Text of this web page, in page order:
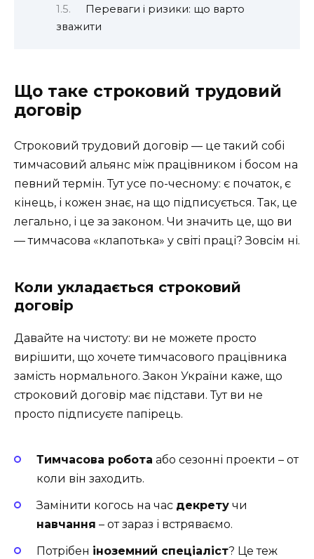
Переваги і ризики: що варто
зважити
Що таке строковий трудовий
договір
Строковий трудовий договір — це такий собі
тимчасовий альянс між працівником і босом на
певний термін. Тут усе по-чесному: є початок, є
кінець, і кожен знає, на що підписується. Так, це
легально, і це за законом. Чи значить це, що ви
— тимчасова «клапотька» у світі праці? Зовсім ні.
Коли укладається строковий
договір
Давайте на чистоту: ви не можете просто
вирішити, що хочете тимчасового працівника
замість нормального. Закон України каже, що
строковий договір має підстави. Тут ви не
просто підписуєте папірець.
Тимчасова робота або сезонні проекти – от
коли він заходить.
Замінити когось на час декрету чи
навчання – от зараз і встряваємо.
Потрібен іноземний спеціаліст? Це теж